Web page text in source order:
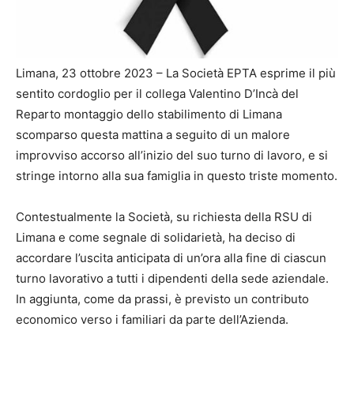
Limana, 23 ottobre 2023 – La Società EPTA esprime il più
sentito cordoglio per il collega Valentino D’Incà del
Reparto montaggio dello stabilimento di Limana
scomparso questa mattina a seguito di un malore
improvviso accorso all’inizio del suo turno di lavoro, e si
stringe intorno alla sua famiglia in questo triste momento.
Contestualmente la Società, su richiesta della RSU di
Limana e come segnale di solidarietà, ha deciso di
accordare l’uscita anticipata di un’ora alla fine di ciascun
turno lavorativo a tutti i dipendenti della sede aziendale.
In aggiunta, come da prassi, è previsto un contributo
economico verso i familiari da parte dell’Azienda.